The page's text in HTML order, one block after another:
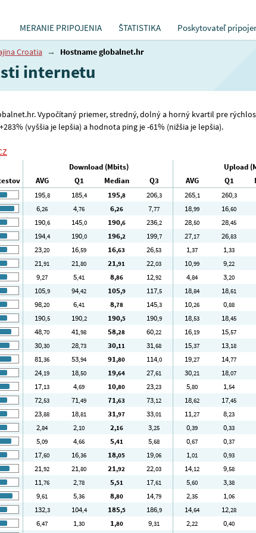
MERANIE PRIPOJENIA ŠTATISTIKA Poskytovateľ
Croatia → Hostname globalnet.hr
internetu
Vypočítaný priemer, stredný, dolný a horný kvartil pre
(vyššia je lepšia) a hodnota ping je -61% (nižšia je lepšia).
Download (Mbits) Upload
AVG Q1 Median Q3 AVG Q1
195,8 185,4 195,8 206,3 265,1 260,3
6,26 4,76 6,26 7,77 18,99 16,60
190,6 145,0 190,6 236,2 28,50 28,45
194,4 190,0 196,2 199,7 27,17 26,83
23,20 16,59 16,63 26,53 1,37 1,33
21,91 21,80 21,91 22,03 10,99 9,22
9,27 5,41 8,86 12,92 4,84 3,20
105,9 94,42 105,9 117,5 18,84 18,61
98,20 6,41 8,78 145,3 10,26 0,88
190,5 190,2 190,5 190,9 18,53 18,45
48,70 41,98 58,28 60,22 16,19 15,57
30,30 28,73 30,11 31,68 15,37 13,18
81,36 53,94 91,80 114,0 19,27 14,77
24,19 18,50 19,64 27,61 30,21 18,07
17,13 4,69 10,80 23,23 5,80 1,54
72,53 71,49 71,63 73,12 18,62 17,45
23,88 18,81 31,97 33,01 11,27 8,23
2,84 2,10 2,16 3,25 0,39 0,33
5,09 4,66 5,41 5,68 0,67 0,37
17,60 16,36 18,05 19,06 1,01 0,93
21,92 21,80 21,92 22,03 14,12 9,58
11,76 2,78 5,51 17,61 5,60 3,38
9,61 5,36 8,80 14,79 2,35 1,06
132,3 104,4 185,5 186,9 14,64 12,28
6,47 1,30 1,80 9,31 2,22 0,40